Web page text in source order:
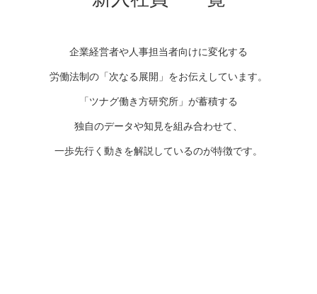
企業経営者や人事担当者向けに変化する
労働法制の「次なる展開」をお伝えしています。
「ツナグ働き方研究所」が蓄積する
独自のデータや知見を組み合わせて、
一歩先行く動きを解説しているのが特徴です。